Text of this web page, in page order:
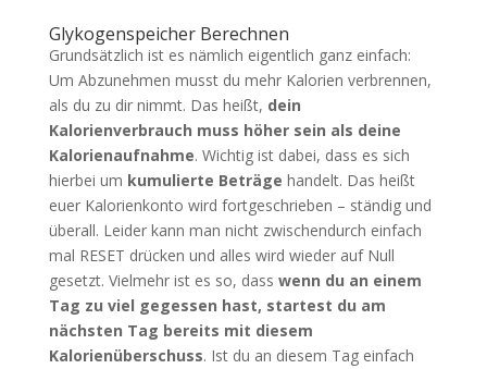
Glykogenspeicher Berechnen
Grundsätzlich ist es nämlich eigentlich ganz einfach:
Um Abzunehmen musst du mehr Kalorien verbrennen,
als du zu dir nimmt. Das heißt, dein
Kalorienverbrauch muss höher sein als deine
Kalorienaufnahme. Wichtig ist dabei, dass es sich
hierbei um kumulierte Beträge handelt. Das heißt
euer Kalorienkonto wird fortgeschrieben – ständig und
überall. Leider kann man nicht zwischendurch einfach
mal RESET drücken und alles wird wieder auf Null
gesetzt. Vielmehr ist es so, dass wenn du an einem
Tag zu viel gegessen hast, startest du am
nächsten Tag bereits mit diesem
Kalorienüberschuss. Ist du an diesem Tag einfach